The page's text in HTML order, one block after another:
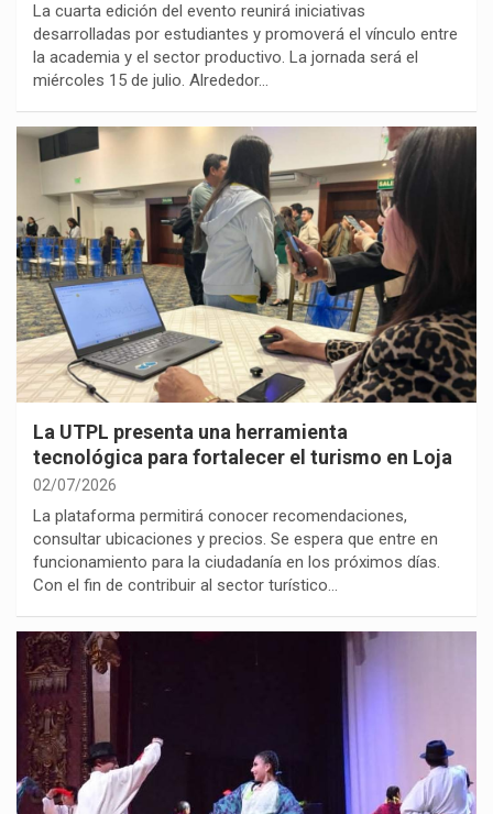
La cuarta edición del evento reunirá iniciativas
desarrolladas por estudiantes y promoverá el vínculo entre
la academia y el sector productivo. La jornada será el
miércoles 15 de julio. Alrededor…
La UTPL presenta una herramienta
tecnológica para fortalecer el turismo en Loja
02/07/2026
La plataforma permitirá conocer recomendaciones,
consultar ubicaciones y precios. Se espera que entre en
funcionamiento para la ciudadanía en los próximos días.
Con el fin de contribuir al sector turístico…